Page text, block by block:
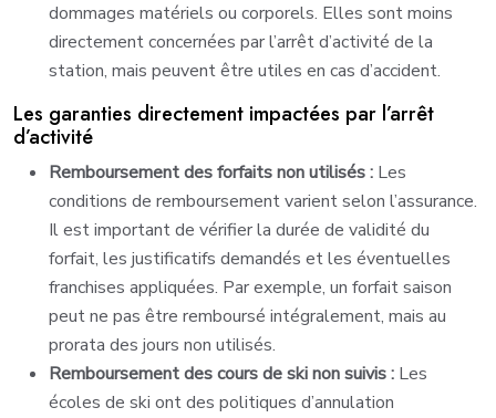
dommages matériels ou corporels. Elles sont moins
directement concernées par l’arrêt d’activité de la
station, mais peuvent être utiles en cas d’accident.
Les garanties directement impactées par l’arrêt
d’activité
Remboursement des forfaits non utilisés : Les
conditions de remboursement varient selon l’assurance.
Il est important de vérifier la durée de validité du
forfait, les justificatifs demandés et les éventuelles
franchises appliquées. Par exemple, un forfait saison
peut ne pas être remboursé intégralement, mais au
prorata des jours non utilisés.
Remboursement des cours de ski non suivis : Les
écoles de ski ont des politiques d’annulation